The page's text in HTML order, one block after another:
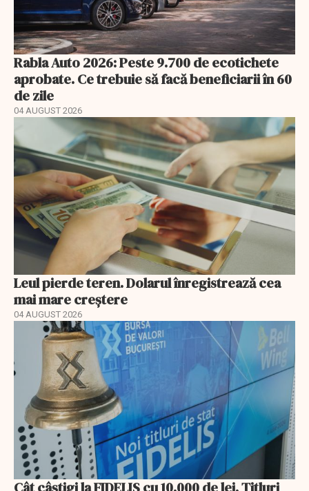
Rabla Auto 2026: Peste 9.700 de ecotichete
aprobate. Ce trebuie să facă beneficiarii în 60
de zile
04 AUGUST 2026
Leul pierde teren. Dolarul înregistrează cea
mai mare creștere
04 AUGUST 2026